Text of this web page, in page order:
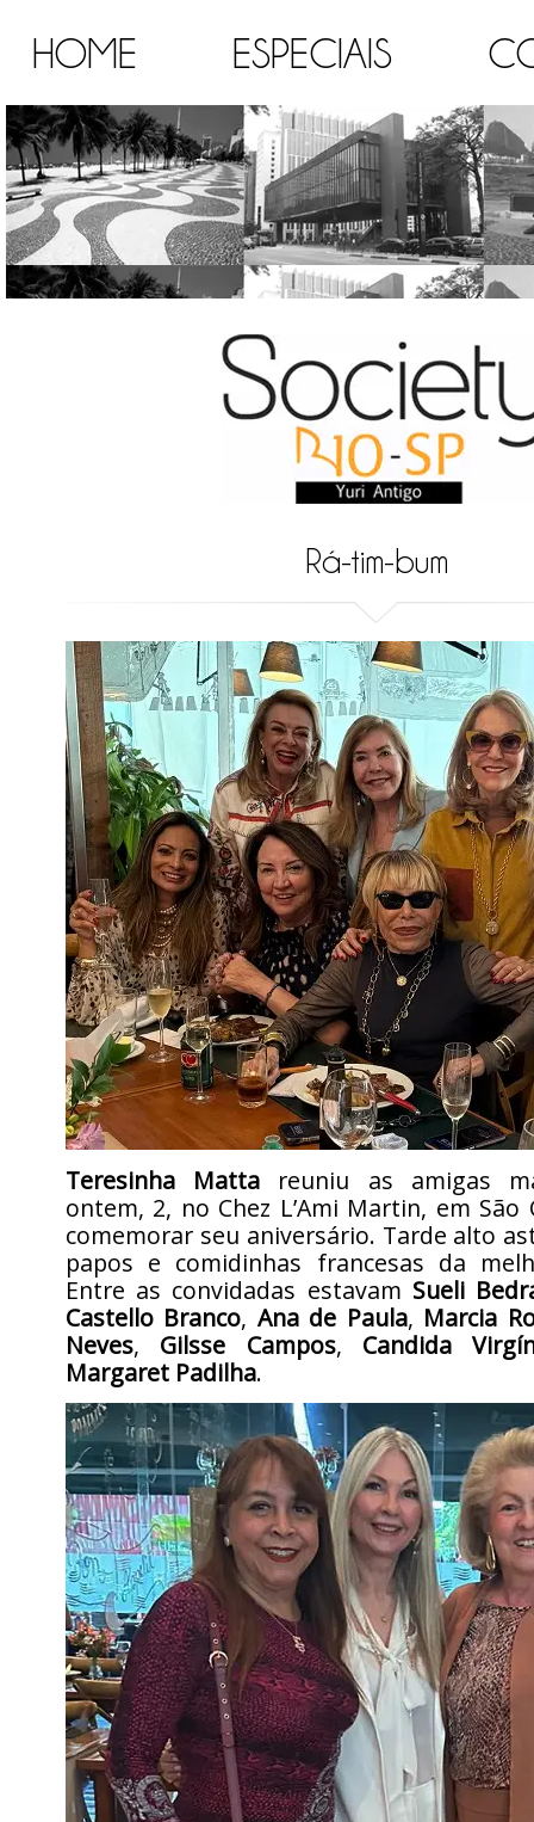
HOME ESPECIAIS
Rá-tim-bum
Teresinha Matta reuniu as amigas
ontem, 2, no Chez L’Ami Martin, em São
comemorar seu aniversário. Tarde alto
papos e comidinhas francesas da
Entre as convidadas estavam Sueli
Castello Branco, Ana de Paula, Marcia
Neves, Gilsse Campos, Candida
Margaret Padilha.